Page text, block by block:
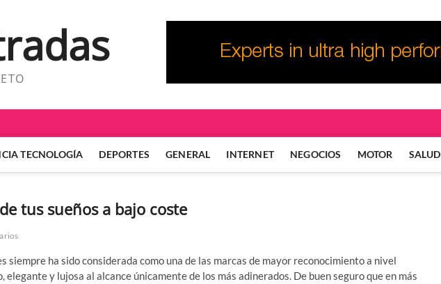
TECNOLOGÍA DEPORTES GENERAL INTERNET NEGOCIOS MOTOR SALUD
tus sueños a bajo coste
siempre ha sido considerada como una de las marcas de mayor reconocimiento a nivel
elegante y lujosa al alcance únicamente de los más adinerados. De buen seguro que en más